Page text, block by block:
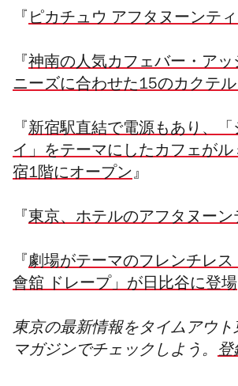
『 ピカチュウ アフタヌーンテ
『 神南の人気カフェバー・アッ
ニーズに合わせた15のカクテ
『 新宿駅直結で電源もあり、「
イ」をテーマにしたカフェがル
宿1階にオープン』
『 東京、ホテルのアフタヌー
『 劇場がテーマのフレンチレス
會舘 ドレープ」が日比谷に登場
東京の最新情報をタイムアウト
マガジンでチェックしよう。 登